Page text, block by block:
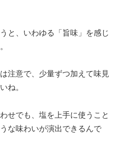
と、いわゆる「旨味」を感じ
注意で、少量ずつ加えて味見
ね。
せでも、塩を上手に使うこと
な味わいが演出できるんで